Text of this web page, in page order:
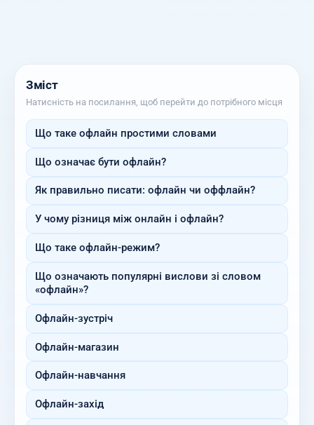
Зміст
Натисність на посилання, щоб перейти до потрібного місця
Що таке офлайн простими словами
Що означає бути офлайн?
Як правильно писати: офлайн чи оффлайн?
У чому різниця між онлайн і офлайн?
Що таке офлайн-режим?
Що означають популярні вислови зі словом
«офлайн»?
Офлайн-зустріч
Офлайн-магазин
Офлайн-навчання
Офлайн-захід